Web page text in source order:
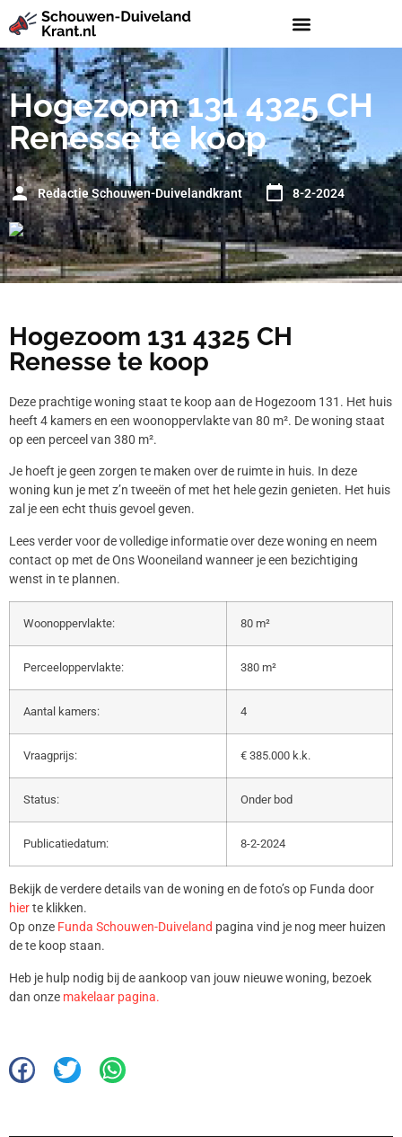
Hogezoom 131 4325 CH
Renesse te koop
Redactie Schouwen-Duivelandkrant 8-2-2024
Hogezoom 131 4325 CH
Renesse te koop
Deze prachtige woning staat te koop aan de Hogezoom 131. Het huis
heeft 4 kamers en een woonoppervlakte van 80 m². De woning staat
op een perceel van 380 m².
Je hoeft je geen zorgen te maken over de ruimte in huis. In deze
woning kun je met z’n tweeën of met het hele gezin genieten. Het huis
zal je een echt thuis gevoel geven.
Lees verder voor de volledige informatie over deze woning en neem
contact op met de Ons Wooneiland wanneer je een bezichtiging
wenst in te plannen.
Woonoppervlakte: 80 m²
Perceeloppervlakte: 380 m²
Aantal kamers: 4
Vraagprijs: € 385.000 k.k.
Status: Onder bod
Publicatiedatum: 8-2-2024
Bekijk de verdere details van de woning en de foto’s op Funda door
hierte klikken.
Op onze Funda Schouwen-Duiveland pagina vind je nog meer huizen
de te koop staan.
Heb je hulp nodig bij de aankoop van jouw nieuwe woning, bezoek
dan onze makelaar pagina.